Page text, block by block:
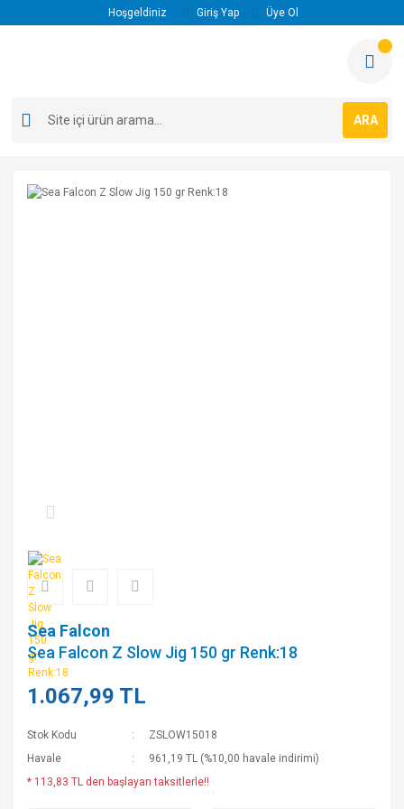
Hoşgeldiniz Giriş Yap Üye Ol
ARA
Sea Falcon
Sea Falcon Z Slow Jig 150 gr Renk:18
1.067,99 TL
Stok Kodu
ZSLOW15018
Havale
961,19 TL (%10,00 havale indirimi)
* 113,83 TL den başlayan taksitlerle!!